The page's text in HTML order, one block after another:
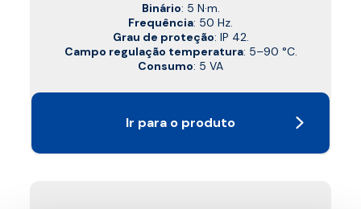
Binário: 5 N·m.
Frequência: 50 Hz.
Grau de proteção: IP 42.
Campo regulação temperatura: 5–90 °C.
Consumo: 5 VA
Ir para o produto